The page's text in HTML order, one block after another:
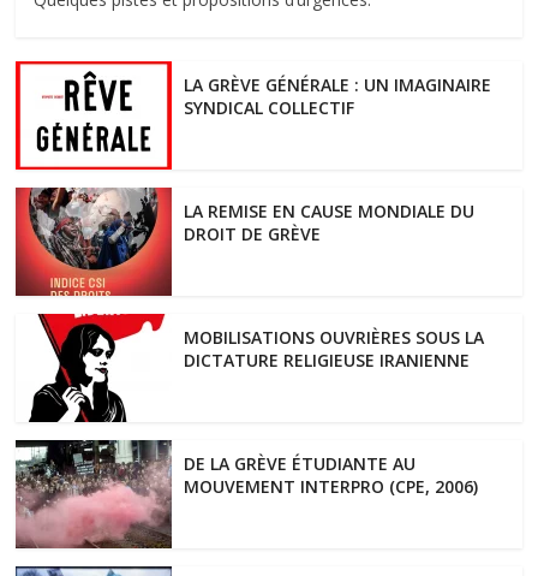
LA GRÈVE GÉNÉRALE : UN IMAGINAIRE
SYNDICAL COLLECTIF
LA REMISE EN CAUSE MONDIALE DU
DROIT DE GRÈVE
MOBILISATIONS OUVRIÈRES SOUS LA
DICTATURE RELIGIEUSE IRANIENNE
DE LA GRÈVE ÉTUDIANTE AU
MOUVEMENT INTERPRO (CPE, 2006)